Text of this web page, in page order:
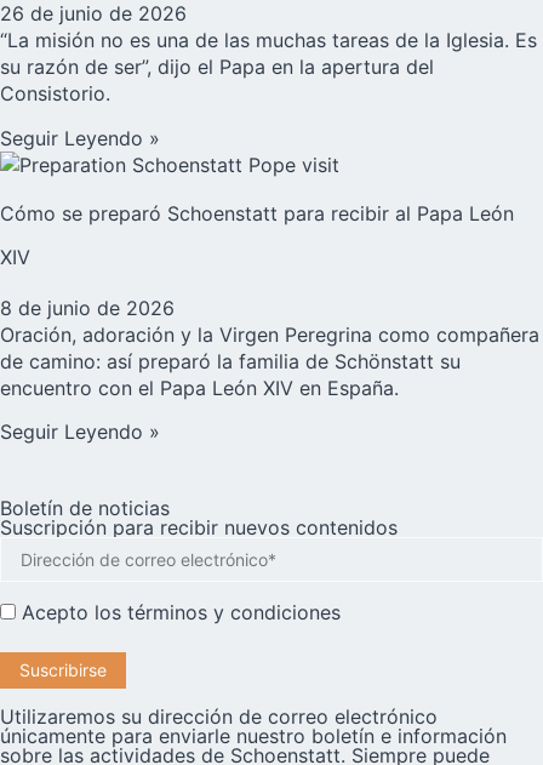
26 de junio de 2026
“La misión no es una de las muchas tareas de la Iglesia. Es
su razón de ser”, dijo el Papa en la apertura del
Consistorio.
Seguir Leyendo »
Cómo se preparó Schoenstatt para recibir al Papa León
XIV
8 de junio de 2026
Oración, adoración y la Virgen Peregrina como compañera
de camino: así preparó la familia de Schönstatt su
encuentro con el Papa León XIV en España.
Seguir Leyendo »
Boletín de noticias
Suscripción para recibir nuevos contenidos
Acepto los términos y condiciones
Utilizaremos su dirección de correo electrónico
únicamente para enviarle nuestro boletín e información
sobre las actividades de Schoenstatt. Siempre puede